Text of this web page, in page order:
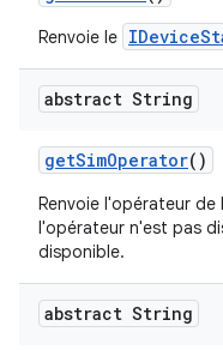
Renvoie le
abstract String
getSimOperator()
Renvoie l'opérateur de
l'opérateur n'est pas
disponible.
abstract String